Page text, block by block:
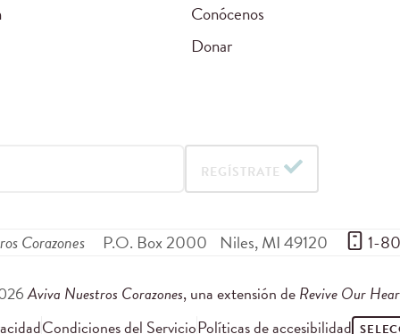
Conócenos
Donar
REGÍSTRATE
Corazones P.O. Box 2000 Niles,MI49120 1-
Aviva Nuestros Corazones, una extensión deRevive Our
Condiciones del ServicioPolíticas de accesibilidad